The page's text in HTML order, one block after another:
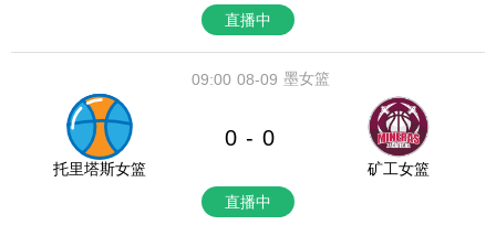
直播中
08-09
09:00 墨女篮
托里塔斯女篮
0 - 0
矿工女篮
直播中